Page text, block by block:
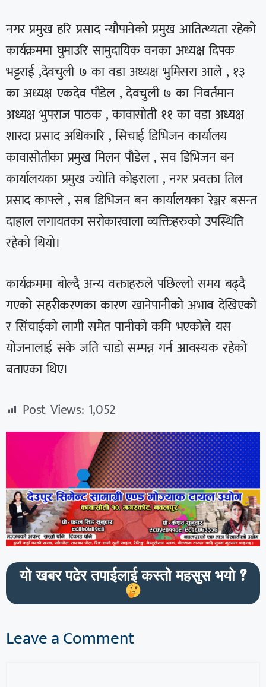
नगर प्रमुख हरि प्रसाद न्यौपानेको प्रमुख आतित्थ्यता रहेको
कार्यक्रममा घुमाउरि सामुदायिक वनका अध्यक्ष दिपक
भट्टराई ,देवचुली ७ का वडा अध्यक्ष भुमिसरा आले , १३
का अध्यक्ष एकदेव पौडेल , देवचुली ७ का निवर्तमान
अध्यक्ष भुपराज पाठक , कावासोती ११ का वडा अध्यक्ष
शारदा प्रसाद अधिकारि , सिचाई डिभिजन कार्यालय
कावासोतीका प्रमुख मिलन पौडेल , सव डिभिजन बन
कार्यालयका प्रमुख ज्योति कोइराला , नगर प्रवक्ता तिल
प्रसाद काफ्ले , सब डिभिजन बन कार्यालयका रेञ्जर बसन्त
दाहाल लगायतका सरोकारवाला व्यक्तिहरुको उपस्थिति
रहेको थियो।
कार्यक्रममा बोल्दै अन्य वक्ताहरुले पछिल्लो समय बढ्दै
गएको सहरीकरणका कारण खानेपानीको अभाव देखिएको
र सिंचाईको लागी समेत पानीको कमि भएकोले यस
योजनालाई सके जति चाडो सम्पन्न गर्न आवस्यक रहेको
बताएका थिए।
Post Views: 1,052
यो खबर पढेर तपाईलाई कस्तो महसुस भयो ?
Leave a Comment